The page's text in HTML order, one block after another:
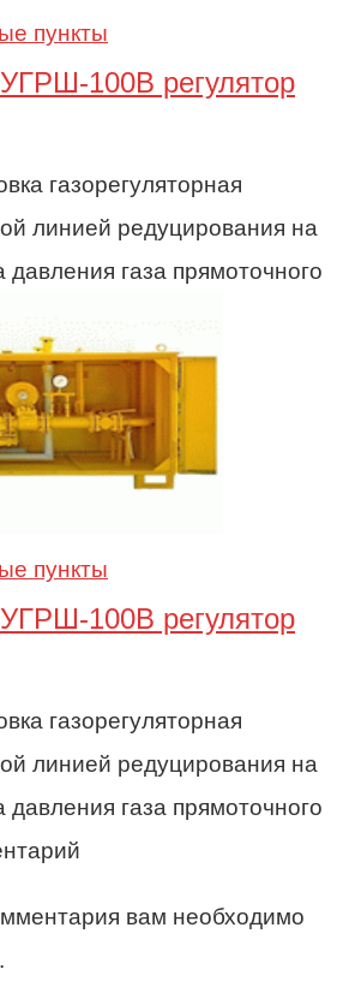
пункты
100В регулятор
газорегуляторная
линией редуцирования на
давления газа прямоточного
пункты
100В регулятор
газорегуляторная
линией редуцирования на
давления газа прямоточного
вам необходимо
.